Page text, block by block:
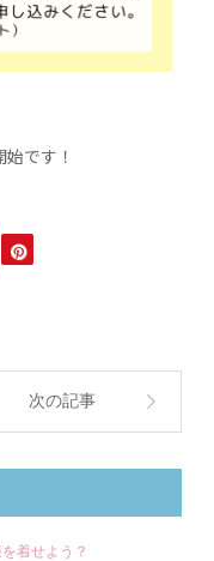
です！
次の記事
着せよう？